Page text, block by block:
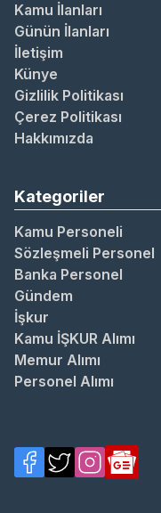
Kamu İlanları
Günün İlanları
İletişim
Künye
Gizlilik Politikası
Çerez Politikası
Hakkımızda
Kategoriler
Kamu Personeli
Sözleşmeli Personel
Banka Personel
Gündem
İşkur
Kamu İŞKUR Alımı
Memur Alımı
Personel Alımı